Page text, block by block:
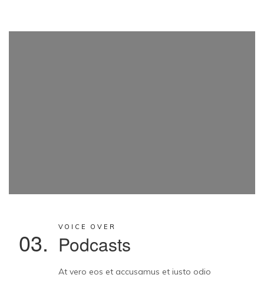
03.
VOICE OVER
Podcasts
At vero eos et accusamus et iusto odio